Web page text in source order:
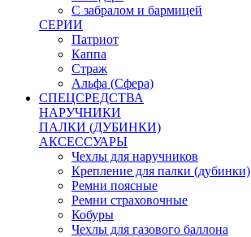
С забралом и бармицей
СЕРИИ
Патриот
Каппа
Страж
Альфа (Сфера)
СПЕЦСРЕДСТВА
НАРУЧНИКИ
ПАЛКИ (ДУБИНКИ)
АКСЕССУАРЫ
Чехлы для наручников
Крепление для палки (дубинки)
Ремни поясные
Ремни страховочные
Кобуры
Чехлы для газового баллона